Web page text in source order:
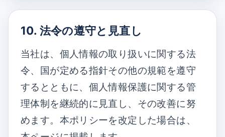
10. 法令の遵守と見直し
当社は、個人情報の取り扱いに関する法
令、国が定める指針その他の規範を遵守
するとともに、個人情報保護に関する管
理体制を継続的に見直し、その改善に努
めます。本ポリシーを改定した場合は、